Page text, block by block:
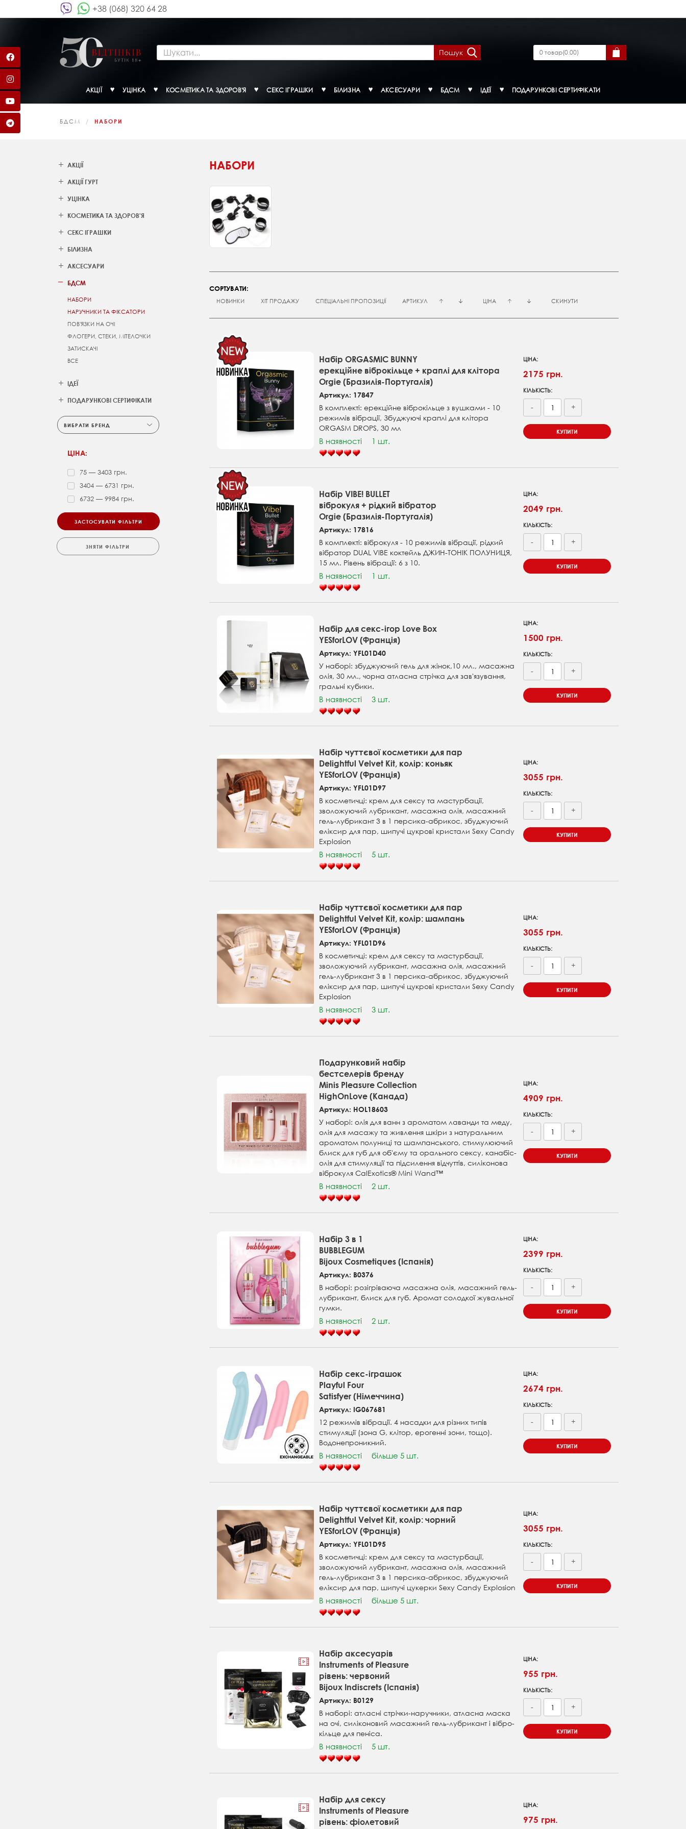
+38 (068) 320 64 28
Пошук 0товар(0.00)
АКЦІЇ УЦІНКА КОСМЕТИКА ТА ЗДОРОВ'Я СЕКС ІГРАШКИ БІЛИЗНА АКСЕСУАРИ БДСМ ІДЕЇ ПОДАРУНКОВІ СЕРТИФІКАТИ
БДСМ НАБОРИ
АКЦІЇ
АКЦІЇ ГУРТ
УЦІНКА
КОСМЕТИКА ТА ЗДОРОВ'Я
СЕКС ІГРАШКИ
БІЛИЗНА
АКСЕСУАРИ
БДСМ
НАБОРИ
НАРУЧНИКИ ТА ФІКСАТОРИ
ПОВ'ЯЗКИ НА ОЧІ
ФЛОГЕРИ, СТЕКИ, МІТЕЛОЧКИ
ЗАТИСКАЧІ
ВСЕ
ІДЕЇ
ПОДАРУНКОВІ СЕРТИФІКАТИ
ВИБРАТИ БРЕНД
ЦІНА:
75 — 3403 грн.
3404 — 6731 грн.
6732 — 9984 грн.
НАБОРИ
СОРТУВАТИ:
НОВИНКИ
ХІТ ПРОДАЖУ СПЕЦІАЛЬНІ ПРОПОЗИЦІЇ АРТИКУЛ ЦІНА СКИНУТИ
Набір ORGASMIC BUNNY
ерекційне віброкільце + краплі для клітора
Orgie (Бразилія-Португалія)
Артикул: 17847
В комплекті: ерекційне віброкільце з вушками - 10
режимів вібрації, Збуджуючі краплі для клітора
ORGASM DROPS, 30 мл
В наявності 1 шт.
ЦІНА:
2175 грн.
КІЛЬКІСТЬ:
- +
КУПИТИ
Набір VIBE! BULLET
віброкуля + рідкий вібратор
Orgie (Бразилія-Португалія)
Артикул: 17816
В комплекті: віброкуля - 10 режимів вібрації, рідкий
вібратор DUAL VIBE коктейль ДЖИН-ТОНІК ПОЛУНИЦЯ,
15 мл. Рівень вібрації: 6 з 10.
В наявності 1 шт.
ЦІНА:
2049 грн.
КІЛЬКІСТЬ:
- +
КУПИТИ
Набір для секс-ігор Love Box
YESforLOV (Франція)
Артикул: YFL01D40
У наборі: збуджуючий гель для жінок,10 мл., масажна
олія, 30 мл., чорна атласна стрічка для зав'язування,
гральні кубики.
В наявності 3 шт.
ЦІНА:
1500 грн.
КІЛЬКІСТЬ:
- +
КУПИТИ
Набір чуттєвої косметики для пар
Delightful Velvet Kit, колір: коньяк
YESforLOV (Франція)
Артикул: YFL01D97
В косметичці: крем для сексу та мастурбації,
зволожуючий лубрикант, масажна олія, масажний
гель-лубрикант 3 в 1 персика-абрикос, збуджуючий
еліксир для пар, шипучі цукрові кристали Sexy Candy
Explosion
В наявності 5 шт.
ЦІНА:
3055 грн.
КІЛЬКІСТЬ:
- +
КУПИТИ
Набір чуттєвої косметики для пар
Delightful Velvet Kit, колір: шампань
YESforLOV (Франція)
Артикул: YFL01D96
В косметичці: крем для сексу та мастурбації,
зволожуючий лубрикант, масажна олія, масажний
гель-лубрикант 3 в 1 персика-абрикос, збуджуючий
еліксир для пар, шипучі цукрові кристали Sexy Candy
Explosion
В наявності 3 шт.
ЦІНА:
3055 грн.
КІЛЬКІСТЬ:
- +
КУПИТИ
Подарунковий набір
бестселерів бренду
Minis Pleasure Collection
HighOnLove (Канада)
Артикул: HOL18603
У наборі: олія для ванн з ароматом лаванди та меду,
олія для масажу та живлення шкіри з натуральним
ароматом полуниці та шампанського, стимулюючий
блиск для губ для об'єму та орального сексу, канабіс-
олія для стимуляції та підсилення відчуттів, силіконова
віброкуля CalExotics® Mini Wand™
В наявності 2 шт.
ЦІНА:
4909 грн.
КІЛЬКІСТЬ:
- +
КУПИТИ
Набір 3 в 1
BUBBLEGUM
Bijoux Cosmetiques (Іспанія)
Артикул: B0376
В наборі: розігріваюча масажна олія, масажний гель-
лубрикант, блиск для губ. Аромат солодкої жувальної
гумки.
В наявності 2 шт.
ЦІНА:
2399 грн.
КІЛЬКІСТЬ:
- +
КУПИТИ
Набір секс-іграшок
Playful Four
Satisfyer (Німеччина)
Артикул: IG067681
12 режимів вібрації. 4 насадки для різних типів
стимуляції (зона G, клітор, ерогенні зони, тощо).
Водонепроникний.
В наявності більше 5 шт.
ЦІНА:
2674 грн.
КІЛЬКІСТЬ:
- +
КУПИТИ
Набір чуттєвої косметики для пар
Delightful Velvet Kit, колір: чорний
YESforLOV (Франція)
Артикул: YFL01D95
В косметичці: крем для сексу та мастурбації,
зволожуючий лубрикант, масажна олія, масажний
гель-лубрикант 3 в 1 персика-абрикос, збуджуючий
еліксир для пар, шипучі цукерки Sexy Candy Explosion
В наявності більше 5 шт.
ЦІНА:
3055 грн.
КІЛЬКІСТЬ:
- +
КУПИТИ
Набір аксесуарів
Instruments of Pleasure
рівень: червоний
Bijoux Indiscrets (Іспанія)
Артикул: B0129
В наборі: атласні стрічки-наручники, атласна маска
на очі, силіконовий масажний гель-лубрикант і вібро-
кільце для пеніса.
В наявності 5 шт.
ЦІНА:
955 грн.
КІЛЬКІСТЬ:
- +
КУПИТИ
Набір для сексу
Instruments of Pleasure
рівень: фіолетовий
ЦІНА:
975 грн.